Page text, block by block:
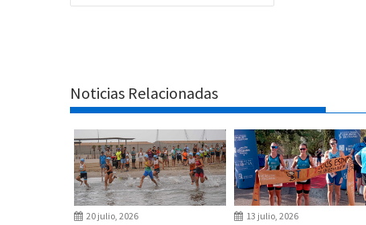
Noticias Relacionadas
20 julio, 2026 13 julio, 2026